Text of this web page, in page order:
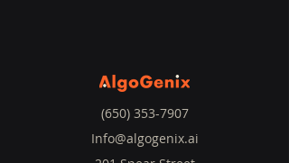
(650) 353-7907
Info@algogenix.ai